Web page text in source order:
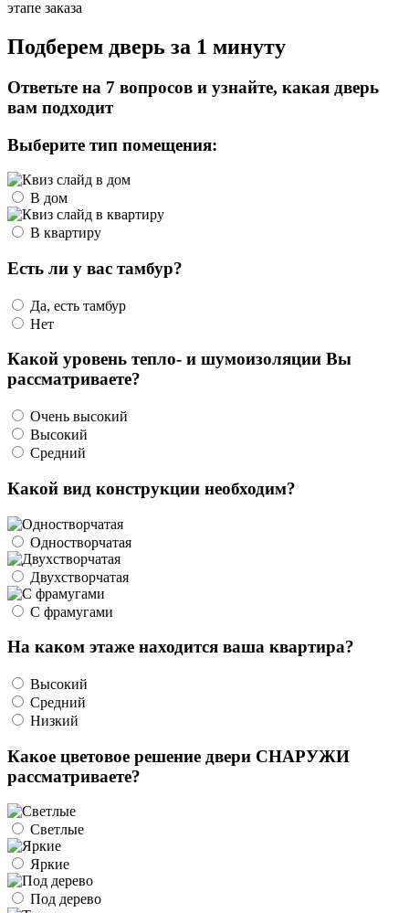
этапе заказа
Подберем дверь за 1 минуту
Ответьте на 7 вопросов и узнайте, какая дверь
вам подходит
Выберите тип помещения:
В дом
В квартиру
Есть ли у вас тамбур?
Да, есть тамбур
Нет
Какой уровень тепло- и шумоизоляции Вы
рассматриваете?
Очень высокий
Высокий
Средний
Какой вид конструкции необходим?
Одностворчатая
Двухстворчатая
С фрамугами
На каком этаже находится ваша квартира?
Высокий
Средний
Низкий
Какое цветовое решение двери СНАРУЖИ
рассматриваете?
Светлые
Яркие
Под дерево